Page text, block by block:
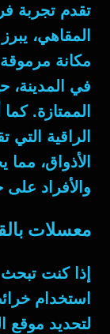
تقدم تجربة
المقاهي،
مكانة
في المدينة،
الممتازة.
الراقية
الأذواق،
والأفراد
معسلات
إذا كنت
استخدام
لتحديد موقع